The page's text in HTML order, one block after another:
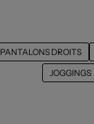
PANTALONS DROITS
JOGGINGS